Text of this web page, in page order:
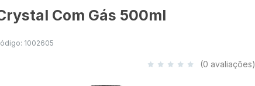
Com Gás 500ml
1002605
(0 avaliações)